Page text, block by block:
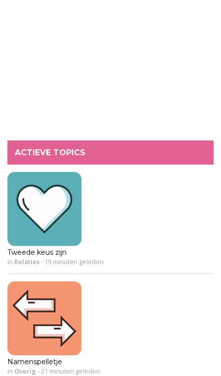
ACTIEVE TOPICS
Tweede keus zijn
in Relaties- 19 minuten geleden
Namenspelletje
in Overig -21 minuten geleden